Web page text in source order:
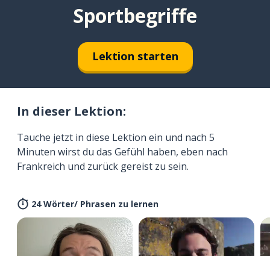
Sportbegriffe
Lektion starten
In dieser Lektion:
Tauche jetzt in diese Lektion ein und nach 5
Minuten wirst du das Gefühl haben, eben nach
Frankreich und zurück gereist zu sein.
24 Wörter/ Phrasen zu lernen